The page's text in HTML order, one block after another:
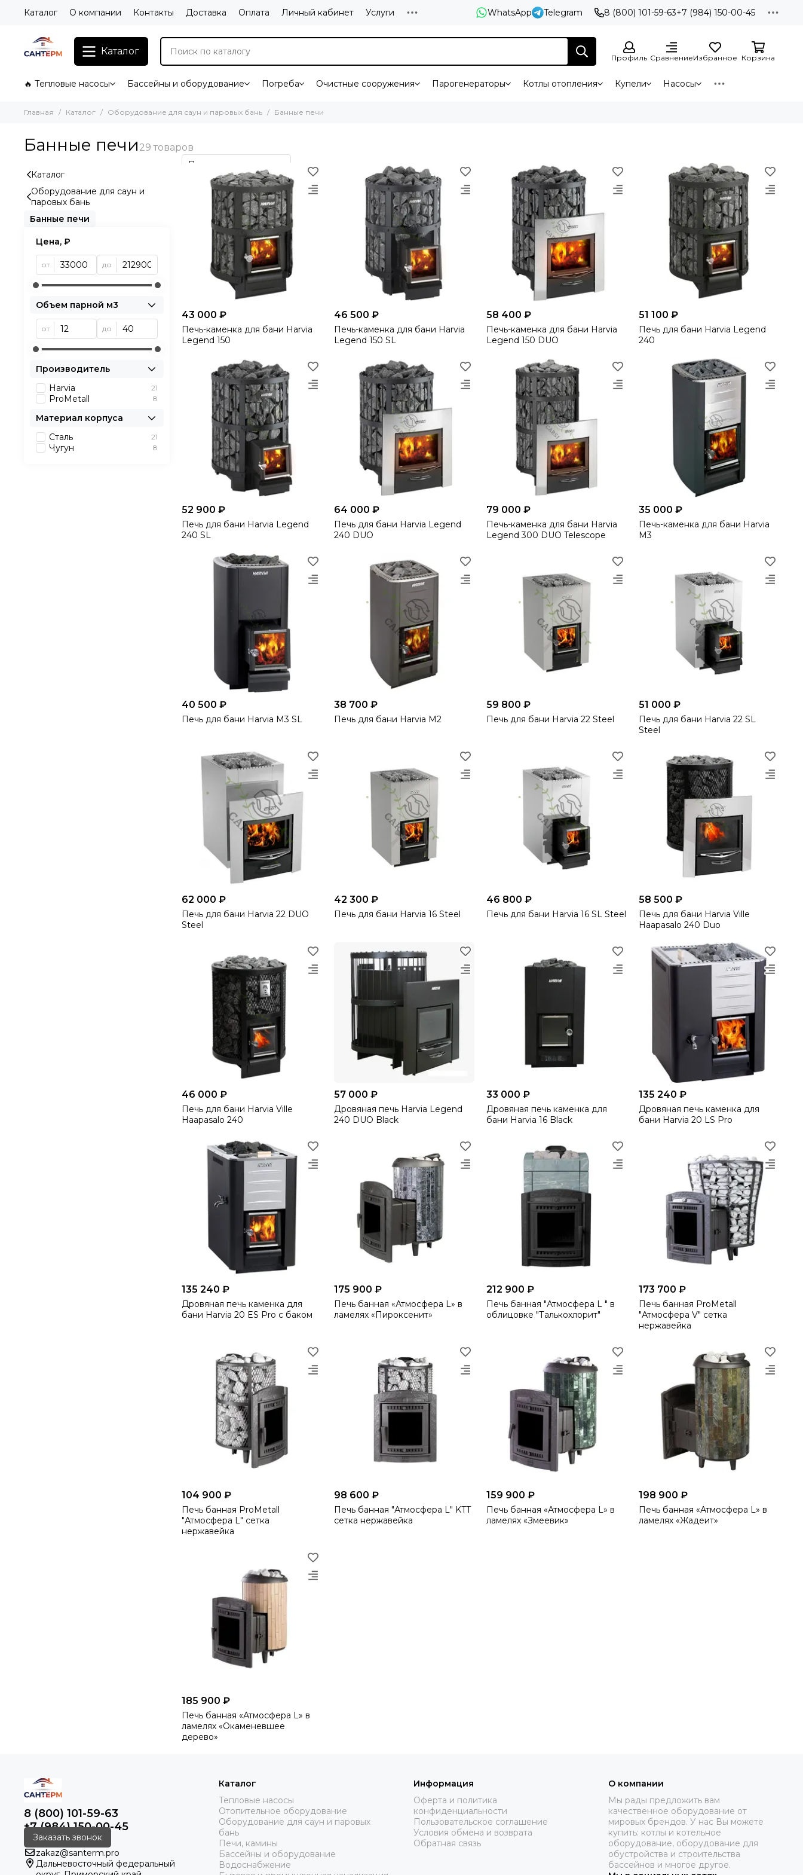
Каталог О компании Контакты Доставка Оплата Личный кабинет Услуги WhatsApp Telegram 8 (800) 101-59-63+7 (984) 150-00-45
Каталог
Профиль СравнениеИзбранное Корзина
🔥 Тепловые насосы Бассейны и оборудование Погреба Очистные сооружения Парогенераторы Котлы отопления Купели Насосы
Главная Каталог Оборудование для саун и паровых бань Банные печи
Банные печи
43 000 ₽
Печь-каменка для бани Harvia
Legend 150
46 500 ₽
Печь-каменка для бани Harvia
Legend 150 SL
58 400 ₽
Печь-каменка для бани Harvia
Legend 150 DUO
51 100 ₽
Печь для бани Harvia Legend
240
52 900 ₽
Печь для бани Harvia Legend
240 SL
64 000 ₽
Печь для бани Harvia Legend
240 DUO
79 000 ₽
Печь-каменка для бани Harvia
Legend 300 DUO Telescope
35 000 ₽
Печь-каменка для бани Harvia
M3
40 500 ₽
Печь для бани Harvia M3 SL
38 700 ₽
Печь для бани Harvia M2
59 800 ₽
Печь для бани Harvia 22 Steel
51 000 ₽
Печь для бани Harvia 22 SL
Steel
62 000 ₽
Печь для бани Harvia 22 DUO
Steel
42 300 ₽
Печь для бани Harvia 16 Steel
46 800 ₽
Печь для бани Harvia 16 SL Steel
58 500 ₽
Печь для бани Harvia Ville
Haapasalo 240 Duo
46 000 ₽
Печь для бани Harvia Ville
Haapasalo 240
57 000 ₽
Дровяная печь Harvia Legend
240 DUO Black
33 000 ₽
Дровяная печь каменка для
бани Harvia 16 Black
135 240 ₽
Дровяная печь каменка для
бани Harvia 20 LS Pro
135 240 ₽
Дровяная печь каменка для
бани Harvia 20 ES Pro с баком
175 900 ₽
Печь банная «Атмосфера L» в
ламелях «Пироксенит»
212 900 ₽
Печь банная "Атмосфера L " в
облицовке "Талькохлорит"
173 700 ₽
Печь банная ProMetall
"Атмосфера V" сетка
нержавейка
104 900 ₽
Печь банная ProMetall
"Атмосфера L" сетка
нержавейка
98 600 ₽
Печь банная "Атмосфера L" KTT
сетка нержавейка
159 900 ₽
Печь банная «Атмосфера L» в
ламелях «Змеевик»
198 900 ₽
Печь банная «Атмосфера L» в
ламелях «Жадеит»
185 900 ₽
Печь банная «Атмосфера L» в
ламелях «Окаменевшее
дерево»
Каталог
Оборудование для саун и
паровых бань
Банные печи
Цена, ₽
от до
Объем парной м3
от до
Производитель
Harvia
21
ProMetall 8
Материал корпуса
Сталь
21
Чугун 8
8 (800) 101-59-63
+7 (984) 150-00-45
Заказать звонок
zakaz@santerm.pro
Дальневосточный федеральный
Каталог
Тепловые насосы
Отопительное оборудование
Оборудование для саун и паровых
бань
Печи, камины
Бассейны и оборудование
Водоснабжение
Информация
Оферта и политика
конфиденциальности
Пользовательское соглашение
Условия обмена и возврата
Обратная связь
О компании
Мы рады предложить вам
качественное оборудование от
мировых брендов. У нас Вы можете
купить: котлы и котельное
оборудование, оборудование для
обустройства и строительства
бассейнов и многое другое.